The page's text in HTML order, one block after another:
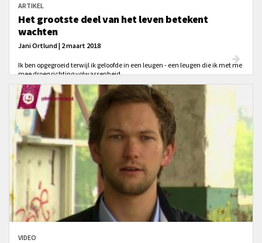
ARTIKEL
Het grootste deel van het leven betekent
wachten
Jani Ortlund | 2 maart 2018
Ik ben opgegroeid terwijl ik geloofde in een leugen - een leugen die ik met me
mee droeg richting volwassenheid.
VIDEO